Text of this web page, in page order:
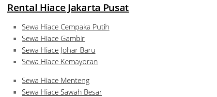
Rental Hiace Jakarta Pusat
Sewa Hiace Cempaka Putih
Sewa Hiace Gambir
Sewa Hiace Johar Baru
Sewa Hiace Kemayoran
Sewa Hiace Menteng
Sewa Hiace Sawah Besar